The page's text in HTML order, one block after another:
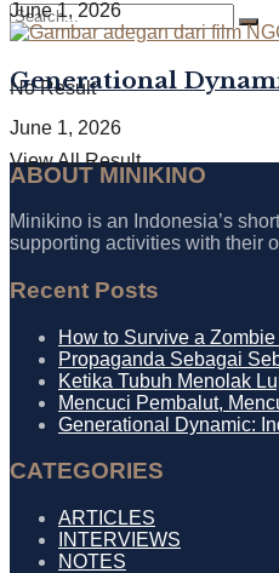
No Result
View All Result
June 1, 2026
Generational
June 1, 2026
ABOUT MINIKINO
Minikino is an Indonesia’s
supporting activities with their
Recent Posts
How to Survive a
Propaganda Sebagai
Ketika Tubuh Menolak
Mencuci Pembalut,
Generational Dynamic:
CATEGORIES
ARTICLES
INTERVIEWS
NOTES